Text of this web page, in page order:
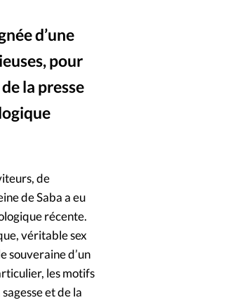
un don
d'adresse
contacter
d’une
pour
la presse
de
de Saba a eu
récente.
véritable sex
souveraine d’un
les motifs
et de la